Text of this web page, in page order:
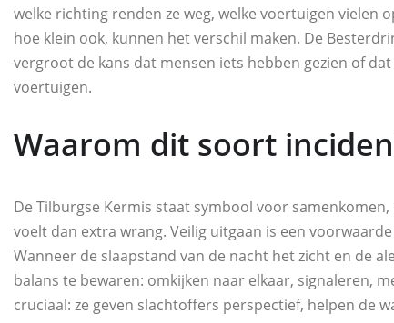
welke richting renden ze weg, welke voertuigen vielen
hoe klein ook, kunnen het verschil maken. De
vergroot de kans dat mensen iets hebben gezien of
voertuigen.
Waarom dit soort
De Tilburgse Kermis staat symbool voor
voelt dan extra wrang. Veilig uitgaan is een
Wanneer de slaapstand van de nacht het zicht en de
balans te bewaren: omkijken naar elkaar, signaleren,
cruciaal: ze geven slachtoffers perspectief, helpen de